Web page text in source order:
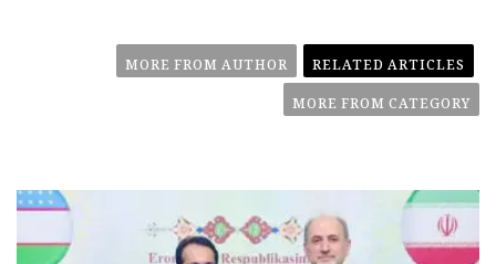
RELATED ARTICLES
MORE FROM AUTHOR
MORE FROM CATEGORY